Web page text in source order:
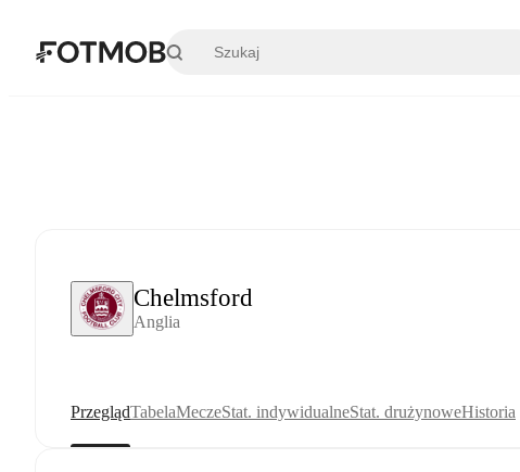
Chelmsford
Anglia
PrzeglądTabelaMeczeStat. indywidualneStat. drużynoweHistoria